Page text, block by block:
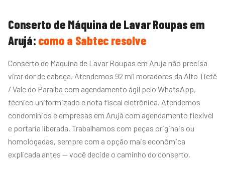
Conserto de Máquina de Lavar Roupas em
Arujá: como a Sabtec resolve
Conserto de Máquina de Lavar Roupas em Arujá não precisa
virar dor de cabeça. Atendemos 92 mil moradores da Alto Tietê
/ Vale do Paraíba com agendamento ágil pelo WhatsApp,
técnico uniformizado e nota fiscal eletrônica. Atendemos
condomínios e empresas em Arujá com agendamento flexível
e portaria liberada. Trabalhamos com peças originais ou
homologadas, sempre com a opção mais econômica
explicada antes — você decide o caminho do conserto.